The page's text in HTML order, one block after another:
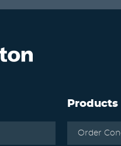
Products
Order